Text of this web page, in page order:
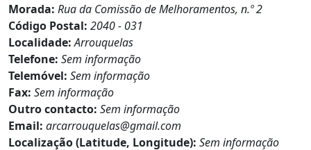
Morada: Rua da Comissão de Melhoramentos, n.º 2
Código Postal: 2040 - 031
Localidade:Arrouquelas
Telefone: Sem informação
Telemóvel: Sem informação
Fax: Sem informação
Outro contacto: Sem informação
Email: arcarrouquelas@gmail.com
Localização (Latitude, Longitude): Sem informação